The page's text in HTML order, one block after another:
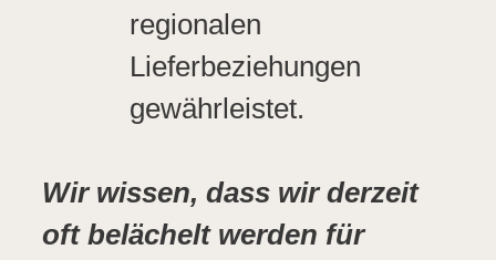
regionalen
Lieferbeziehungen
gewährleistet.
Wir wissen, dass wir derzeit
oft belächelt werden für